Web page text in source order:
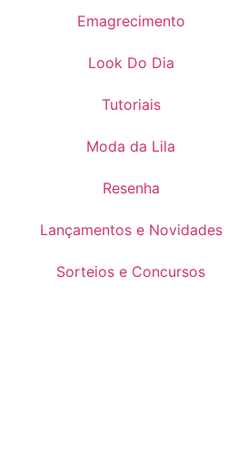
Emagrecimento
Look Do Dia
Tutoriais
Moda da Lila
Resenha
Lançamentos e Novidades
Sorteios e Concursos